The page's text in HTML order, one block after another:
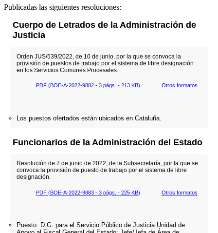
Publicadas las siguientes resoluciones:
Cuerpo de Letrados de la Administración de
Justicia
Orden JUS/539/2022, de 10 de junio, por la que se convoca la
provisión de puestos de trabajo por el sistema de libre designación
en los Servicios Comunes Procesales.
PDF (BOE-A-2022-9882 - 3 págs. - 213 KB) Otros formatos
Los puestos ofertados están ubicados en Cataluña.
Funcionarios de la Administración del Estado
Resolución de 7 de junio de 2022, de la Subsecretaría, por la que se
convoca la provisión de puesto de trabajo por el sistema de libre
designación.
PDF (BOE-A-2022-9883 - 3 págs. - 225 KB) Otros formatos
Puesto: D.G. para el Servicio Público de Justicia Unidad de